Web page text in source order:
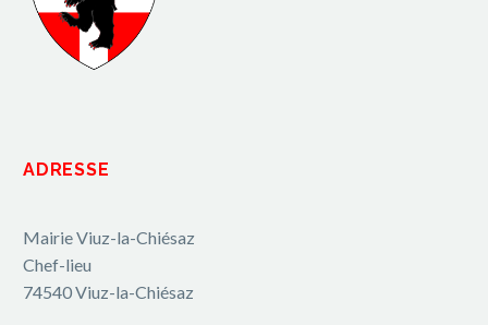
ADRESSE
Mairie Viuz-la-Chiésaz
Chef-lieu
74540 Viuz-la-Chiésaz